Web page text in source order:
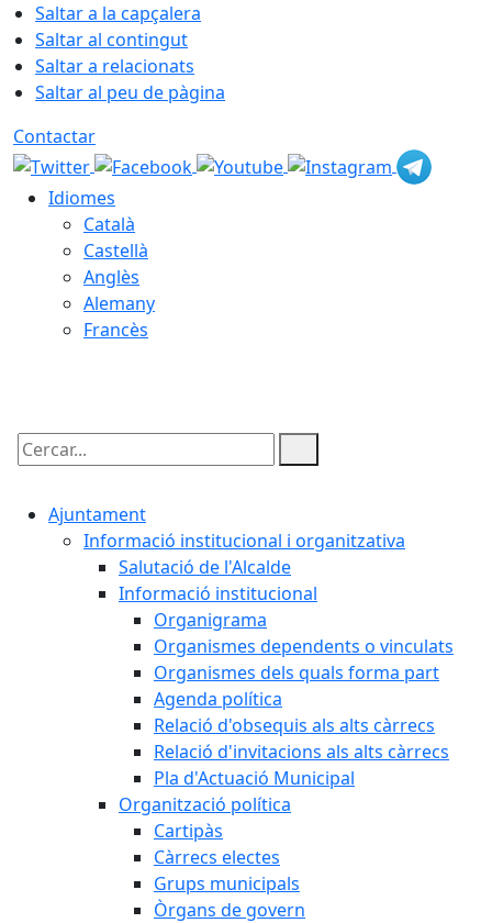
Saltar a la capçalera
Saltar al contingut
Saltar a relacionats
Saltar al peu de pàgina
Contactar
Idiomes
Català
Castellà
Anglès
Alemany
Francès
Cercar:
Ajuntament
Informació institucional i organitzativa
Salutació de l'Alcalde
Informació institucional
Organigrama
Organismes dependents o vinculats
Organismes dels quals forma part
Agenda política
Relació d'obsequis als alts càrrecs
Relació d'invitacions als alts càrrecs
Pla d'Actuació Municipal
Organització política
Cartipàs
Càrrecs electes
Grups municipals
Òrgans de govern